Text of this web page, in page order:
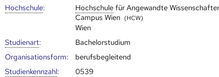
Hoch­schule: Hoch­schule für Angewandte
Campus Wien (HCW)
Wien
Studienart:
Bachelorstudium
Organisationsform:
berufsbegleitend
Studien­kenn­zahl:
0539